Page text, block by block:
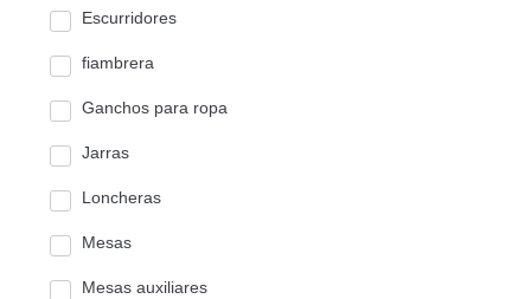
Escurridores
fiambrera
Ganchos para ropa
Jarras
Loncheras
Mesas
Mesas auxiliares